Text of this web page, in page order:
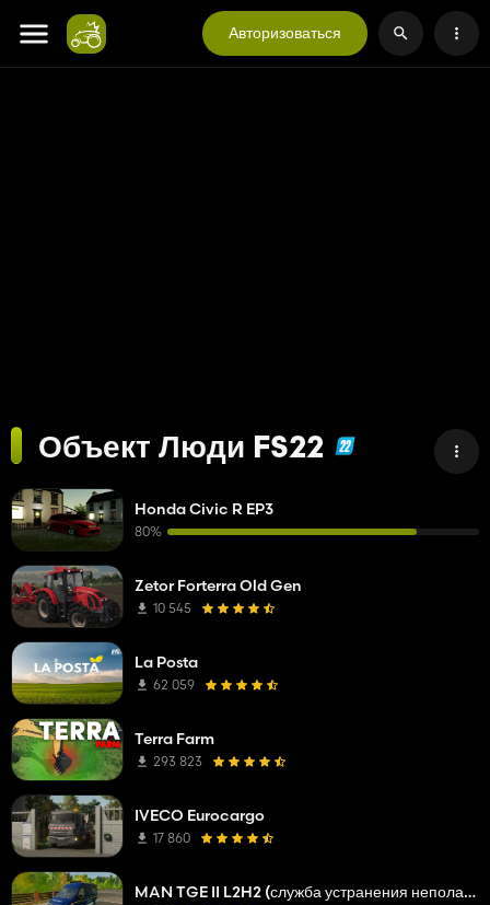
Авторизоваться
Объект Люди FS22
Honda Civic R EP3
80%
Zetor Forterra Old Gen
10 545
La Posta
62 059
Terra Farm
293 823
IVECO Eurocargo
17 860
MAN TGE II L2H2 (служба устранения неполадок сетевой компании)